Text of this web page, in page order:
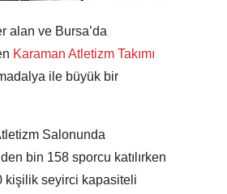
alan ve Bursa’da
Karaman Atletizm Takımı
ile büyük bir
Salonunda
bin 158 sporcu katılırken
kişilik seyirci kapasiteli